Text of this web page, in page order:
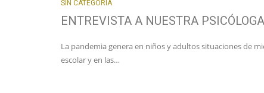
SIN CATEGORÍA
ENTREVISTA A NUESTRA
La pandemia genera en niños y adultos situaciones de
escolar y en las…